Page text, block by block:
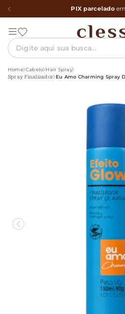
PIX parcelado
Home Cabelo Hair Spray
Spray Finalizador Eu Amo Charming Spray